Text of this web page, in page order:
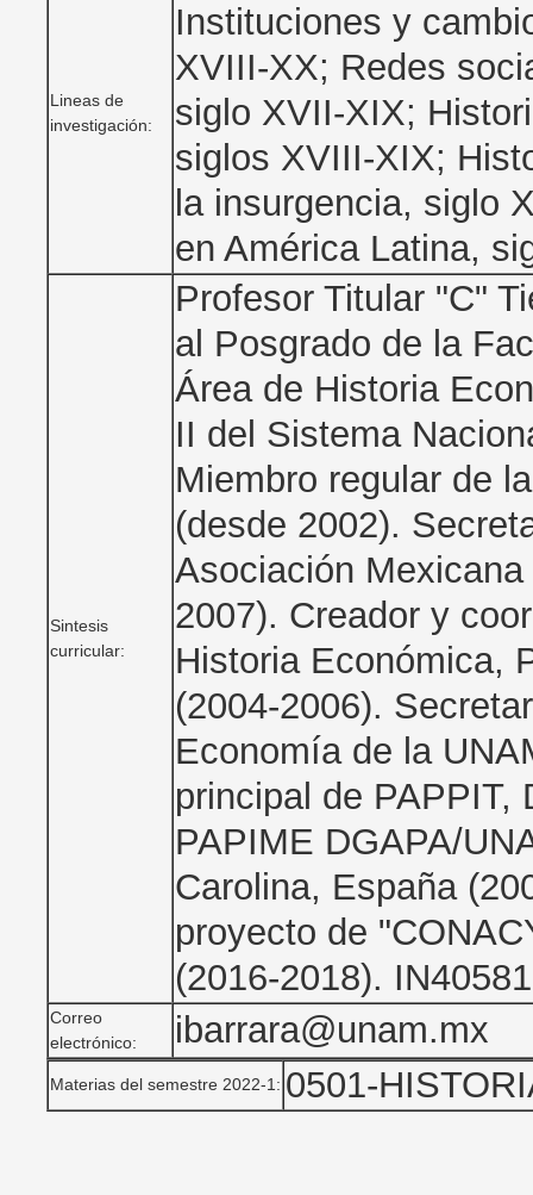
Lineas de
investigación:
Instituciones y
XVIII-XX; Redes
siglo XVII-XIX;
siglos XVIII-XIX;
la insurgencia, siglo
en América Latina,
Sintesis
curricular:
Profesor Titular "C"
al Posgrado de la
Área de Historia
II del Sistema
Miembro regular de
(desde 2002).
Asociación
2007). Creador y
Historia Económica,
(2004-2006).
Economía de la
principal de PAPPIT,
PAPIME DGAPA/
Carolina, España
proyecto de
(2016-2018).
Correo
electrónico:
ibarrara@unam.mx
Materias del semestre 2022-1: 0501-